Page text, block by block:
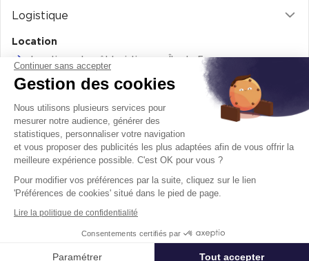
Logistique
Location
Location entrepôt logistique en Île-de-France
Location entrepôt logistique Pas-de-Calais
Location de bâtiments logistiques en Auvergne-Rhône-Alpes
Location Logistique Bouches-Du-Rhône
facebooktwitter instagramyoutube
Mentions légales Politique de cookie
Continuer sans accepter
Gestion des cookies
Nous utilisons plusieurs services pour
mesurer notre audience, générer des
statistiques, personnaliser votre navigation
et vous proposer des publicités les plus adaptées afin de vous offrir la
meilleure expérience possible. C'est OK pour vous ?
Pour modifier vos préférences par la suite, cliquez sur le lien
'Préférences de cookies' situé dans le pied de page.
Lire la politique de confidentialité
Consentements certifiés par
Paramétrer Tout accepter